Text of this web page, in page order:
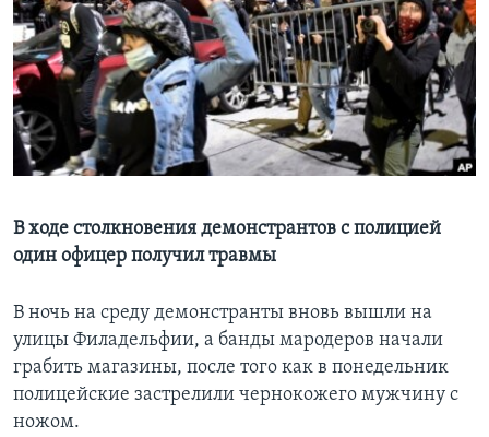
Learning English
СОЦИАЛЬНЫЕ СЕТИ
В ходе столкновения демонстрантов с полицией
один офицер получил травмы
В ночь на среду демонстранты вновь вышли на
улицы Филадельфии, а банды мародеров начали
грабить магазины, после того как в понедельник
полицейские застрелили чернокожего мужчину с
ножом.